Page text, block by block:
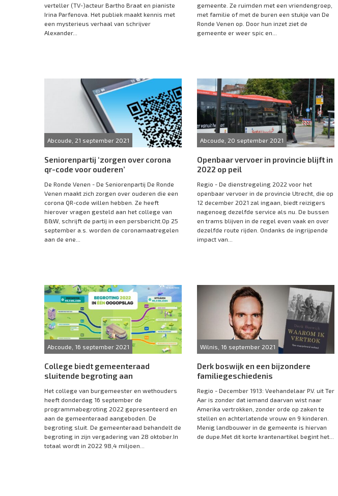
verteller (TV-)acteur Bartho Braat en pianiste
Irina Parfenova. Het publiek maakt kennis met
een mysterieus verhaal van schrijver
Alexander...
gemeente. Ze ruimden met een vriendengroep,
met familie of met de buren een stukje van De
Ronde Venen op. Door hun inzet ziet de
gemeente er weer spic en...
Abcoude, 21 september 2021
Seniorenpartij ‘zorgen over corona
qr-code voor ouderen’
De Ronde Venen - De Seniorenpartij De Ronde
Venen maakt zich zorgen over ouderen die een
corona QR-code willen hebben. Ze heeft
hierover vragen gesteld aan het college van
B&W, schrijft de partij in een persbericht.Op 25
september a.s. worden de coronamaatregelen
aan de ene...
Abcoude, 20 september 2021
Openbaar vervoer in provincie blijft in
2022 op peil
Regio - De dienstregeling 2022 voor het
openbaar vervoer in de provincie Utrecht, die op
12 december 2021 zal ingaan, biedt reizigers
nagenoeg dezelfde service als nu. De bussen
en trams blijven in de regel even vaak en over
dezelfde route rijden. Ondanks de ingrijpende
impact van...
Abcoude, 16 september 2021
College biedt gemeenteraad
sluitende begroting aan
Het college van burgemeester en wethouders
heeft donderdag 16 september de
programmabegroting 2022 gepresenteerd en
aan de gemeenteraad aangeboden. De
begroting sluit. De gemeenteraad behandelt de
begroting in zijn vergadering van 28 oktober.In
totaal wordt in 2022 98,4 miljoen...
Wilnis, 16 september 2021
Derk boswijk en een bijzondere
familiegeschiedenis
Regio - December 1913: Veehandelaar P.V. uit Ter
Aar is zonder dat iemand daarvan wist naar
Amerika vertrokken, zonder orde op zaken te
stellen en achterlatende vrouw en 9 kinderen.
Menig landbouwer in de gemeente is hiervan
de dupe.Met dit korte krantenartikel begint het...